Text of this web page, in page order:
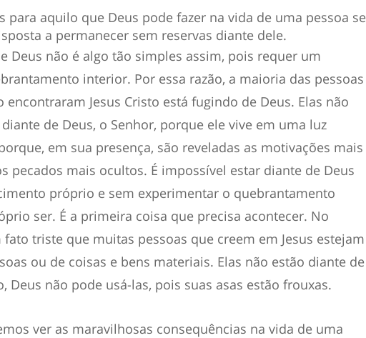
para aquilo que Deus pode fazer na vida de uma pessoa se
a permanecer sem reservas diante dele.
Deus não é algo tão simples assim, pois requer um
interior. Por essa razão, a maioria das pessoas
encontraram Jesus Cristo está fugindo de Deus. Elas não
de Deus, o Senhor, porque ele vive em uma luz
em sua presença, são reveladas as motivações mais
pecados mais ocultos. É impossível estar diante de Deus
próprio e sem experimentar o quebrantamento
ser. É a primeira coisa que precisa acontecer. No
triste que muitas pessoas que creem em Jesus estejam
ou de coisas e bens materiais. Elas não estão diante de
Deus não pode usá-las, pois suas asas estão frouxas.
ver as maravilhosas consequências na vida de uma